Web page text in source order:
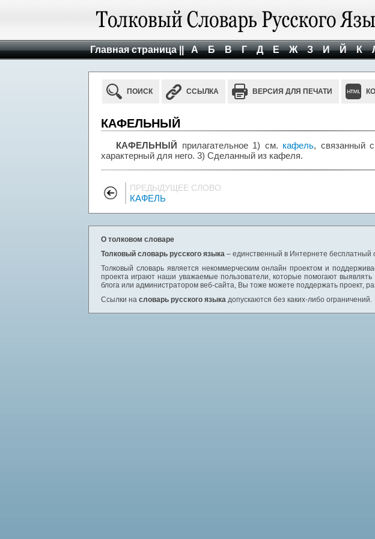
Главная страница || А Б В Г Д Е Ж З И Й К
ПОИСК ССЫЛКА ВЕРСИЯ ДЛЯ ПЕЧАТИ
КАФЕЛЬНЫЙ
КАФЕЛЬНЫЙ прилагательное 1) см. кафель, связанный
характерный для него. 3) Сделанный из кафеля.
ПРЕДЫДУЩЕЕ СЛОВО
КАФЕЛЬ
О толковом словаре
Толковый словарь русского языка – единственный в Интернете бесплатный
Толковый словарь является некоммерческим онлайн проектом и
проекта играют наши уважаемые пользователи, которые помогают
блога или администратором веб-сайта, Вы тоже можете поддержать проект,
Ссылки на словарь русского языка допускаются без каких-либо ограничений.